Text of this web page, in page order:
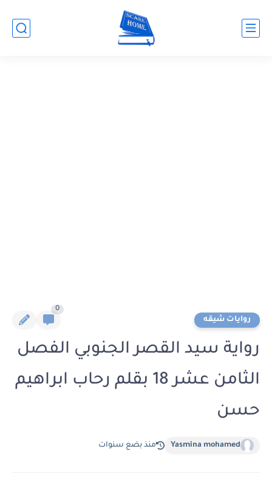
روايات شيقه
0
رواية سيد القصر الجنوبي الفصل
الثامن عشر 18 بقلم رحاب ابراهيم
حسن
Yasmina mohamed منذ بضع سنوات